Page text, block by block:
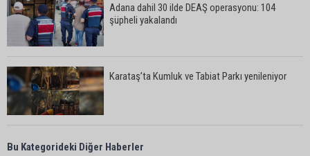
Adana dahil 30 ilde DEAŞ operasyonu: 104
şüpheli yakalandı
Karataş’ta Kumluk ve Tabiat Parkı yenileniyor
Bekir Şimşek’ten Mustafa Özkan’a ziyaret
Bu Kategorideki Diğer Haberler